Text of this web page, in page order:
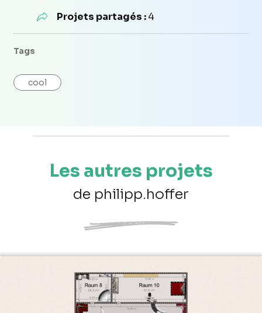
Projets partagés :4
Tags
cool
Les autres projets
de philipp.hoffer